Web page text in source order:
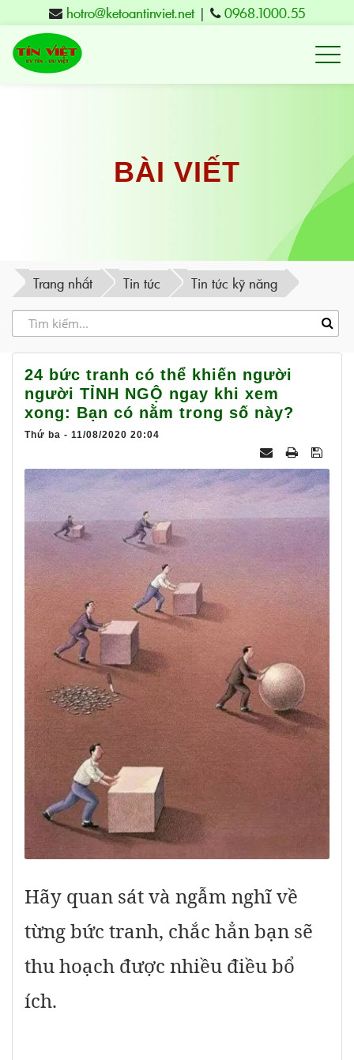
hotro@ketoantinviet.net| 0968.1000.55
Kế
Phú
Yên
tạo
Việt
-
BÀI VIẾT
Trang nhất Tin tức Tin tức kỹ năng
24 bức tranh có thể khiến người
người TỈNH NGỘ ngay khi xem
xong: Bạn có nằm trong số này?
Thứ ba - 11/08/2020 20:04
Hãy quan sát và ngẫm nghĩ về
từng bức tranh, chắc hẳn bạn sẽ
thu hoạch được nhiều điều bổ
ích.